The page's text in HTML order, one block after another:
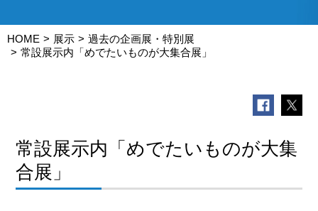
HOME 展示
過去の企画展・特別展
常設展示内「めでたいものが大集合展」
常設展示内「めでたいものが大集
合展」